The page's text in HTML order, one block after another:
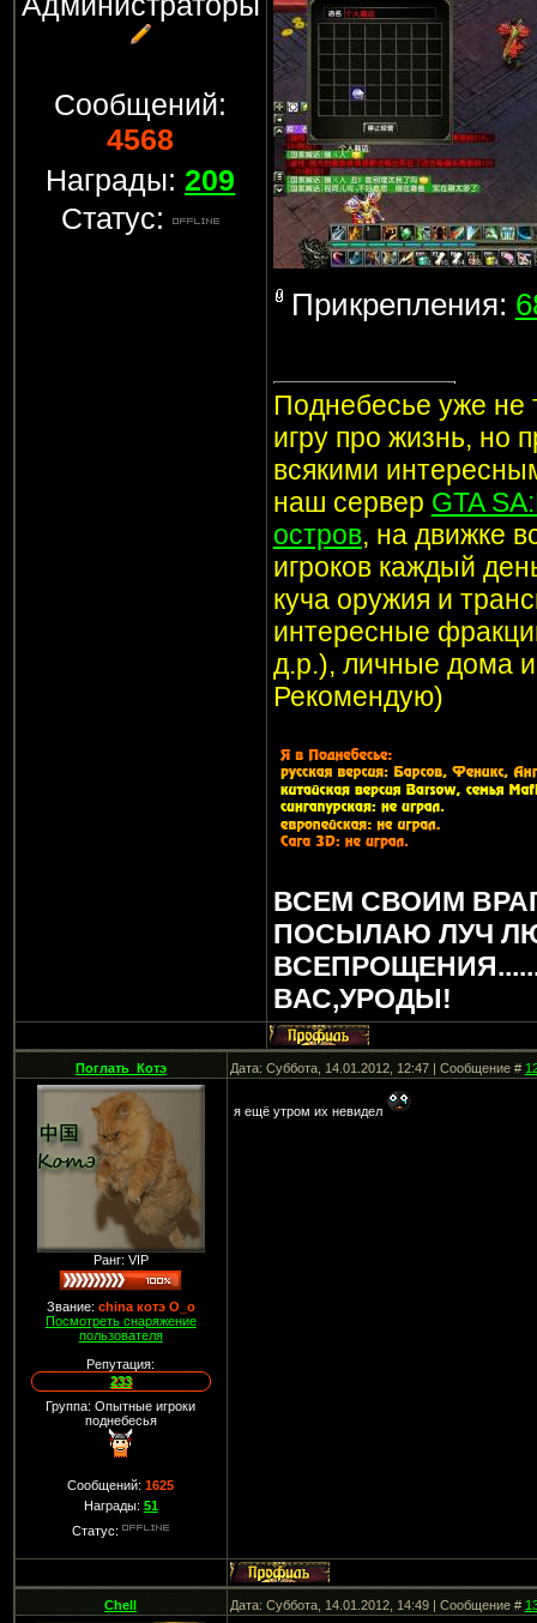
Сообщений:
4568
Награды:209
Статус:
Прикрепления:
Поднебесье уже не
игру про жизнь, но
всякими
наш сервер GTA
остров, на движке
игроков каждый
куча оружия и
интересные
д.р.), личные дома
Рекомендую)
ВСЕМ СВОИМ
ПОСЫЛАЮ ЛУЧ
ВАС,УРОДЫ!
Поглать_Котэ Дата: Суббота, 14.01.2012, 12:47 | Сообщение #
Ранг: VIP
Звание: china котэ О_о
Посмотреть снаряжение
пользователя
Репутация:
233
Группа: Опытные игроки
поднебесья
Сообщений:1625
Награды: 51
Статус:
я ещё утром их невидел
Chell Дата: Суббота, 14.01.2012, 14:49 | Сообщение #